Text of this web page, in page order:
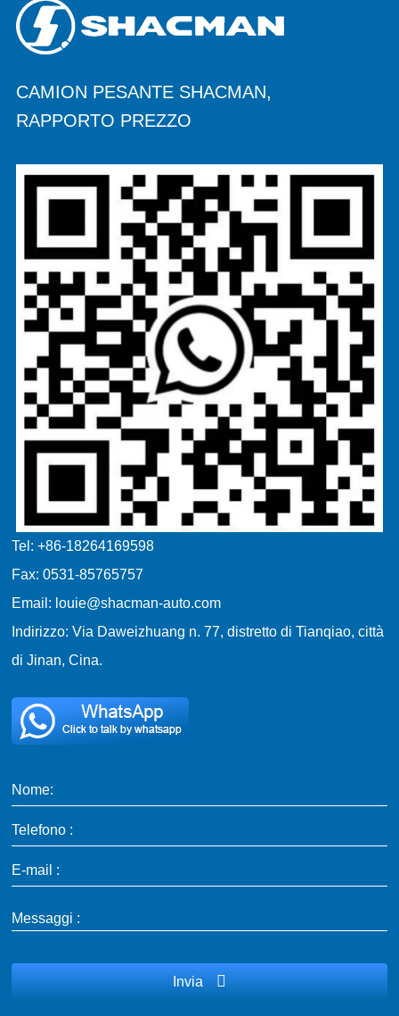
CAMION PESANTE SHACMAN,
RAPPORTO PREZZO
Tel: +86-18264169598
Fax: 0531-85765757
Email: louie@shacman-auto.com
Indirizzo: Via Daweizhuang n. 77, distretto di Tianqiao, città
di Jinan, Cina.
Nome:
Telefono :
E-mail :
Messaggi :
Invia